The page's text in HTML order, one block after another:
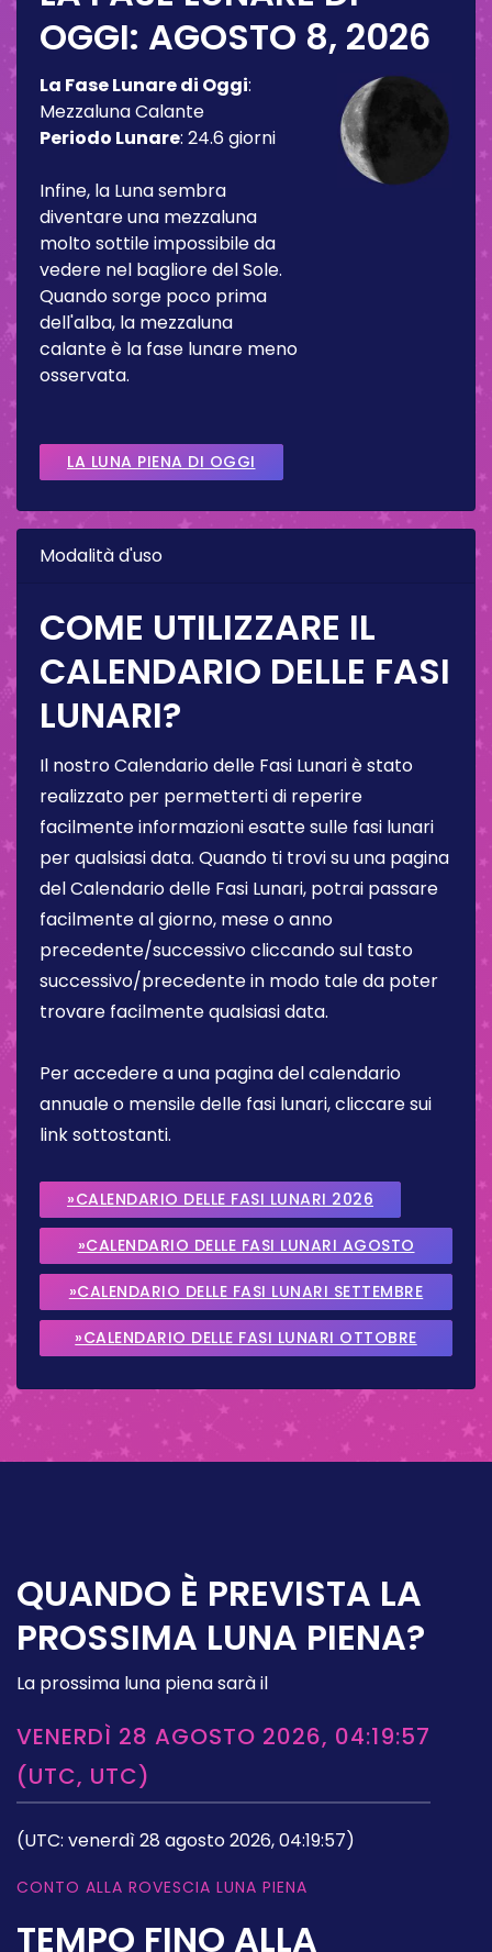
OGGI: AGOSTO 8, 2026
La Fase Lunare di Oggi:
Mezzaluna Calante
Periodo Lunare: 24.6 giorni
Infine, la Luna sembra
diventare una mezzaluna
molto sottile impossibile da
vedere nel bagliore del Sole.
Quando sorge poco prima
dell'alba, la mezzaluna
calante è la fase lunare meno
osservata.
LA LUNA PIENA DI OGGI
Modalità d'uso
COME UTILIZZARE IL
CALENDARIO DELLE FASI
LUNARI?
Il nostro Calendario delle Fasi Lunari è stato
realizzato per permetterti di reperire
facilmente informazioni esatte sulle fasi lunari
per qualsiasi data. Quando ti trovi su una pagina
del Calendario delle Fasi Lunari, potrai passare
facilmente al giorno, mese o anno
precedente/successivo cliccando sul tasto
successivo/precedente in modo tale da poter
trovare facilmente qualsiasi data.
Per accedere a una pagina del calendario
annuale o mensile delle fasi lunari, cliccare sui
link sottostanti.
»CALENDARIO DELLE FASI LUNARI 2026
»CALENDARIO DELLE FASI LUNARI AGOSTO
2026
»CALENDARIO DELLE FASI LUNARI SETTEMBRE
2026
»CALENDARIO DELLE FASI LUNARI OTTOBRE
QUANDO È PREVISTA LA
PROSSIMA LUNA PIENA?
La prossima luna piena sarà il
VENERDÌ 28 AGOSTO 2026, 04:19:57
(UTC, UTC)
(UTC: venerdì 28 agosto 2026, 04:19:57)
CONTO ALLA ROVESCIA LUNA PIENA
TEMPO FINO ALLA